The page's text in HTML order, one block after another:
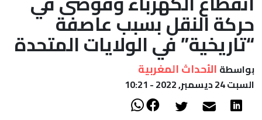
الصحراء
حركة النقل بسبب عاصفة
“تاريخية” في الولايات المتحدة
بواسطة الأحداث المغربية
السبت 24 ديسمبر, 2022 - 10:21